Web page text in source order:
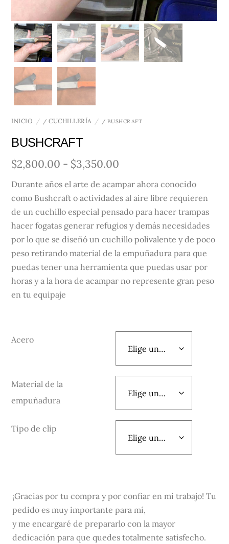
INICIO /CUCHILLERÍA / BUSHCRAFT
BUSHCRAFT
$2,800.00 - $3,350.00
precios:
desde
$2,800.00
hasta
$3,350.00
Durante años el arte de acampar ahora conocido
como Bushcraft o actividades al aire libre requieren
de un cuchillo especial pensado para hacer trampas
hacer fogatas generar refugios y demás necesidades
por lo que se diseñó un cuchillo polivalente y de poco
peso retirando material de la empuñadura para que
puedas tener una herramienta que puedas usar por
horas y a la hora de acampar no represente gran peso
en tu equipaje
Acero
Material de la
empuñadura
Tipo de clip
¡Gracias por tu compra y por confiar en mi trabajo! Tu
pedido es muy importante para mí,
y me encargaré de prepararlo con la mayor
dedicación para que quedes totalmente satisfecho.